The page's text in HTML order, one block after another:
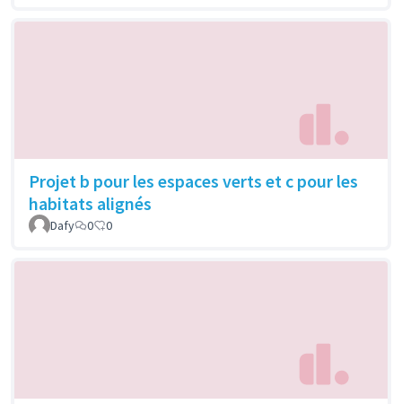
Projet b pour les espaces verts et c pour les
habitats alignés
Dafy 0 0